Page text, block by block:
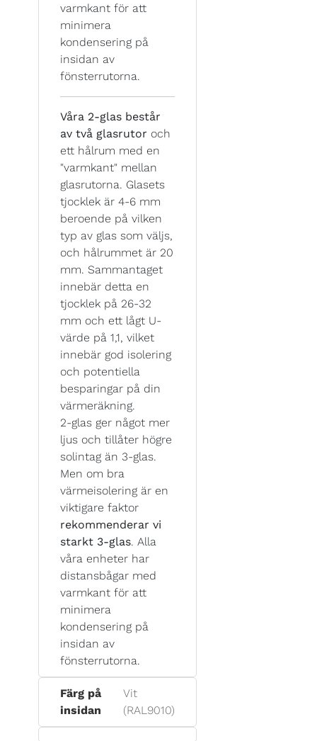
varmkant för att
minimera
kondensering på
insidan av
fönsterrutorna.
Våra 2-glas består
av två glasrutor och
ett hålrum med en
"varmkant" mellan
glasrutorna. Glasets
tjocklek är 4-6 mm
beroende på vilken
typ av glas som väljs,
och hålrummet är 20
mm. Sammantaget
innebär detta en
tjocklek på 26-32
mm och ett lågt U-
värde på 1,1, vilket
innebär god isolering
och potentiella
besparingar på din
värmeräkning.
2-glas ger något mer
ljus och tillåter högre
solintag än 3-glas.
Men om bra
värmeisolering är en
viktigare faktor
rekommenderar vi
starkt 3-glas. Alla
våra enheter har
distansbågar med
varmkant för att
minimera
kondensering på
insidan av
fönsterrutorna.
Färg på
insidan
Vit
(RAL9010)